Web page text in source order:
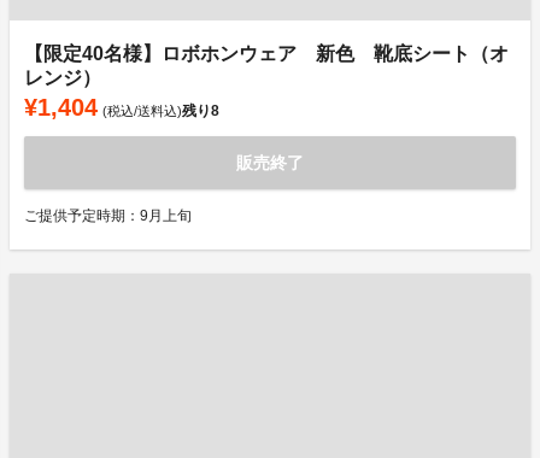
【限定40名様】ロボホンウェア 新色 靴底シート（オ
レンジ）
¥1,404 (税込/送料込)残り8
販売終了
ご提供予定時期：9月上旬